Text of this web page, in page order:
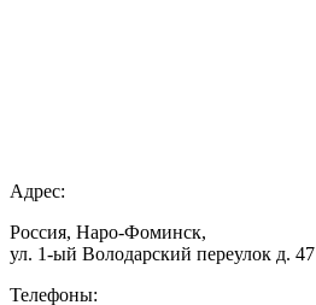
Адрес:
Россия, Наро-Фоминск,
ул. 1-ый Володарский переулок д. 47
Телефоны: